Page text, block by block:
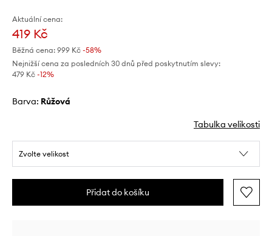
Aktuální cena:
419 Kč
Běžná cena: 999 Kč -58%
Nejnižší cena za posledních 30 dnů před poskytnutím slevy:
479 Kč -12%
Barva: růžová
Tabulka velikosti
Zvolte velikost
Přidat do košíku